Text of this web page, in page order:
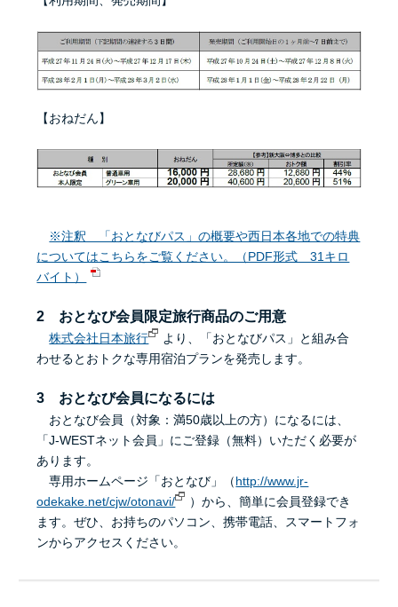
【おねだん】
※注釈 「おとなびパス」の概要や西日本各地での特典
についてはこちらをご覧ください。（PDF形式 31キロ
バイト）
2 おとなび会員限定旅行商品のご用意
株式会社日本旅行
より、「おとなびパス」と組み合
わせるとおトクな専用宿泊プランを発売します。
3 おとなび会員になるには
おとなび会員（対象：満50歳以上の方）になるには、
「J-WESTネット会員」にご登録（無料）いただく必要が
あります。
専用ホームページ「おとなび」（http://www.jr-
odekake.net/cjw/otonavi/
）から、簡単に会員登録でき
ます。ぜひ、お持ちのパソコン、携帯電話、スマートフォ
ンからアクセスください。